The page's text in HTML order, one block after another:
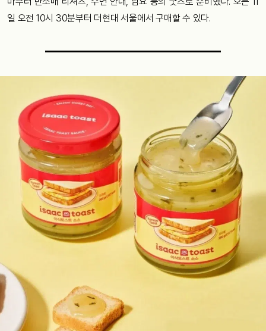
일 오전 10시 30분부터 더현대 서울에서 구매할 수 있다.